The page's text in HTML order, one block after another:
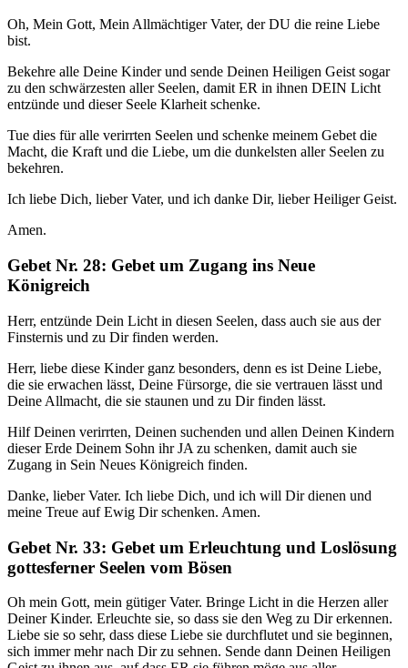
Oh, Mein Gott, Mein Allmächtiger Vater, der DU die reine Liebe
bist.
Bekehre alle Deine Kinder und sende Deinen Heiligen Geist sogar
zu den schwärzesten aller Seelen, damit ER in ihnen DEIN Licht
entzünde und dieser Seele Klarheit schenke.
Tue dies für alle verirrten Seelen und schenke meinem Gebet die
Macht, die Kraft und die Liebe, um die dunkelsten aller Seelen zu
bekehren.
Ich liebe Dich, lieber Vater, und ich danke Dir, lieber Heiliger Geist.
Amen.
Gebet Nr. 28: Gebet um Zugang ins Neue
Königreich
Herr, entzünde Dein Licht in diesen Seelen, dass auch sie aus der
Finsternis und zu Dir finden werden.
Herr, liebe diese Kinder ganz besonders, denn es ist Deine Liebe,
die sie erwachen lässt, Deine Fürsorge, die sie vertrauen lässt und
Deine Allmacht, die sie staunen und zu Dir finden lässt.
Hilf Deinen verirrten, Deinen suchenden und allen Deinen Kindern
dieser Erde Deinem Sohn ihr JA zu schenken, damit auch sie
Zugang in Sein Neues Königreich finden.
Danke, lieber Vater. Ich liebe Dich, und ich will Dir dienen und
meine Treue auf Ewig Dir schenken. Amen.
Gebet Nr. 33: Gebet um Erleuchtung und Loslösung
gottesferner Seelen vom Bösen
Oh mein Gott, mein gütiger Vater. Bringe Licht in die Herzen aller
Deiner Kinder. Erleuchte sie, so dass sie den Weg zu Dir erkennen.
Liebe sie so sehr, dass diese Liebe sie durchflutet und sie beginnen,
sich immer mehr nach Dir zu sehnen. Sende dann Deinen Heiligen